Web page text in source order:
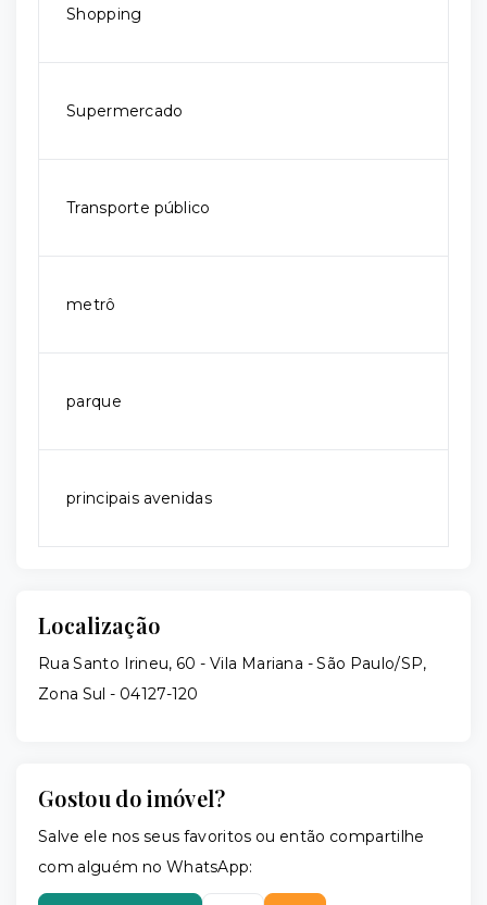
Shopping
Supermercado
Transporte público
metrô
parque
principais avenidas
Localização
Rua Santo Irineu, 60 - Vila Mariana - São Paulo/SP,
Zona Sul - 04127-120
Gostou do imóvel?
Salve ele nos seus favoritos ou então compartilhe
com alguém no WhatsApp: